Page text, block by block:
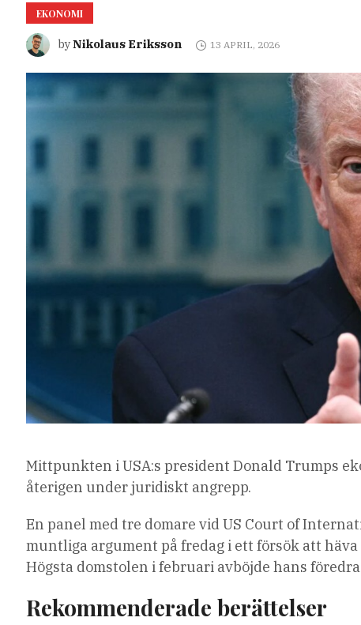
EKONOMI
byNikolaus Eriksson 13 APRIL, 2026
Mittpunkten i USA:s president Donald Trumps
återigen under juridiskt angrepp.
En panel med tre domare vid US Court of
muntliga argument på fredag ​​i ett försök att
Högsta domstolen i februari avböjde hans
Rekommenderade berättelser